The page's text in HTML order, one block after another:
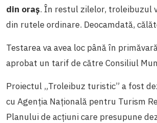
din oraș. În restul zilelor, troleibuzul
din rutele ordinare. Deocamdată,
Testarea va avea loc până în
aprobat un tarif de către Consiliul
Proiectul „Troleibuz turistic” a fost
cu Agenția Națională pentru Turism
Planului de acțiuni care presupune